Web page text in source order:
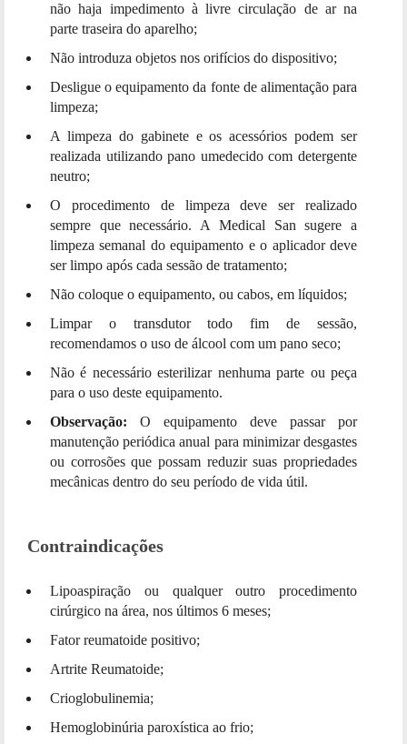
não haja impedimento à livre circulação de ar na
parte traseira do aparelho;
Não introduza objetos nos orifícios do dispositivo;
Desligue o equipamento da fonte de alimentação para
limpeza;
A limpeza do gabinete e os acessórios podem ser
realizada utilizando pano umedecido com detergente
neutro;
O procedimento de limpeza deve ser realizado
sempre que necessário. A Medical San sugere a
limpeza semanal do equipamento e o aplicador deve
ser limpo após cada sessão de tratamento;
Não coloque o equipamento, ou cabos, em líquidos;
Limpar o transdutor todo fim de sessão,
recomendamos o uso de álcool com um pano seco;
Não é necessário esterilizar nenhuma parte ou peça
para o uso deste equipamento.
Observação: O
equipamento deve passar por
manutenção periódica anual para minimizar desgastes
ou corrosões que possam reduzir suas propriedades
mecânicas dentro do seu período de vida útil.
Contraindicações
Lipoaspiração ou qualquer outro procedimento
cirúrgico na área, nos últimos 6 meses;
Fator reumatoide positivo;
Artrite Reumatoide;
Crioglobulinemia;
Hemoglobinúria paroxística ao frio;